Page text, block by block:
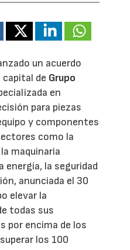
un acuerdo
capital de Grupo
en
para piezas
y componentes
como la
maquinaria
energía, la seguridad
anunciada el 30
elevar la
todas sus
por encima de los
los 100